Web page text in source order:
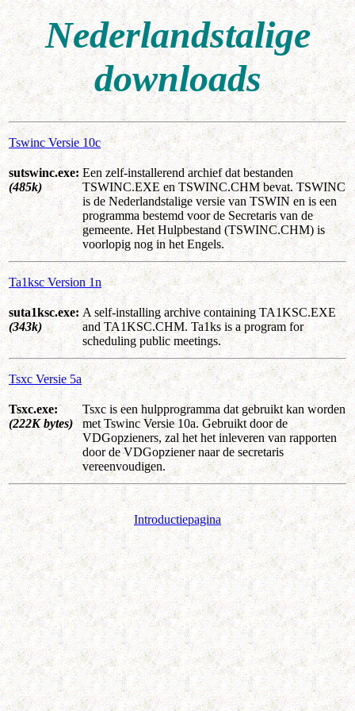
Nederlandstalige
downloads
Tswinc Versie 10c
sutswinc.exe:
(485k)
Een zelf-installerend archief dat bestanden
TSWINC.EXE en TSWINC.CHM bevat. TSWINC
is de Nederlandstalige versie van TSWIN en is een
programma bestemd voor de Secretaris van de
gemeente. Het Hulpbestand (TSWINC.CHM) is
voorlopig nog in het Engels.
Ta1ksc Version 1n
suta1ksc.exe:
(343k)
A self-installing archive containing TA1KSC.EXE
and TA1KSC.CHM. Ta1ks is a program for
scheduling public meetings.
Tsxc Versie 5a
Tsxc.exe:
(222K bytes)
Tsxc is een hulpprogramma dat gebruikt kan worden
met Tswinc Versie 10a. Gebruikt door de
VDGopzieners, zal het het inleveren van rapporten
door de VDGopziener naar de secretaris
vereenvoudigen.
Introductiepagina